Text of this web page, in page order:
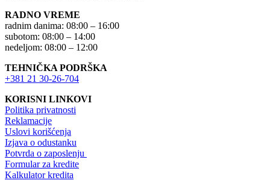
RADNO VREME
radnim danima: 08:00 – 16:00
subotom: 08:00 – 14:00
nedeljom: 08:00 – 12:00
TEHNIČKA PODRŠKA
+381 21 30-26-704
KORISNI LINKOVI
Politika privatnosti
Reklamacije
Uslovi korišćenja
Izjava o odustanku
Potvrda o zaposlenju
Formular za kredite
Kalkulator kredita